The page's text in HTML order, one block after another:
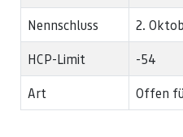
Nennschluss
2.
HCP-Limit
-54
Art
Offen